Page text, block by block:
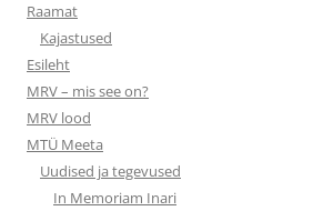
Raamat
Kajastused
Esileht
MRV – mis see on?
MRV lood
MTÜ Meeta
Uudised ja tegevused
In Memoriam Inari